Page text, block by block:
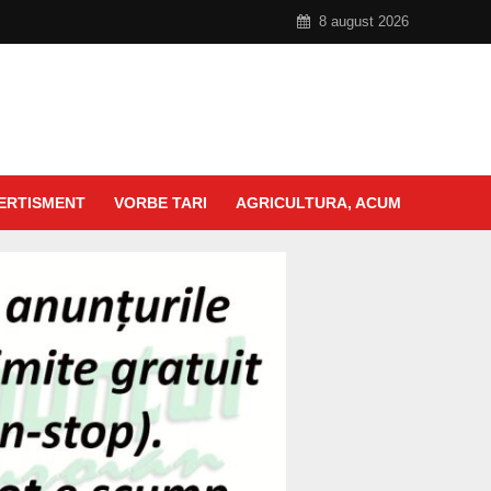
8 august 2026
VORBE TARI AGRICULTURA, ACUM